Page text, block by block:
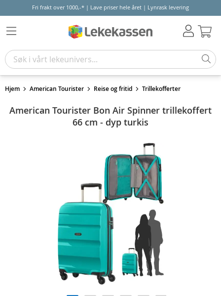
Fri frakt over 1000,-* | Lave priser hele året | Lynrask levering
Hjem American Tourister Reise og fritid Trillekofferter
American Tourister Bon Air Spinner trillekoffert
66 cm - dyp turkis